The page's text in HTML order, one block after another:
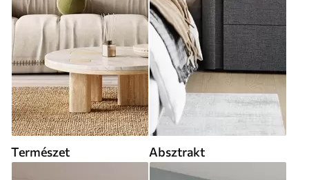
Természet Absztrakt